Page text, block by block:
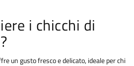
i chicchi di
un gusto fresco e delicato, ideale per chi